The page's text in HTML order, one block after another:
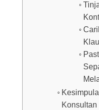
Konsultan